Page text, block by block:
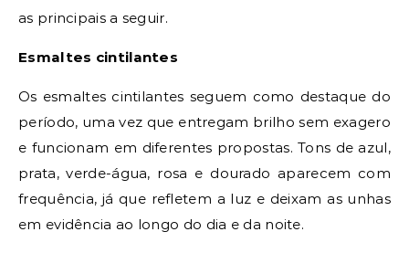
as principais a seguir.
Esmaltes cintilantes
Os esmaltes cintilantes seguem como destaque do
período, uma vez que entregam brilho sem exagero
e funcionam em diferentes propostas. Tons de azul,
prata, verde-água, rosa e dourado aparecem com
frequência, já que refletem a luz e deixam as unhas
em evidência ao longo do dia e da noite.